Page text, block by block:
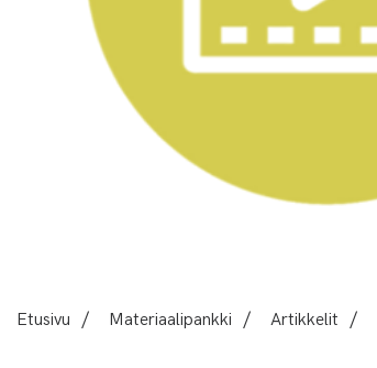
Etusivu / Materiaalipankki / Artikkelit /